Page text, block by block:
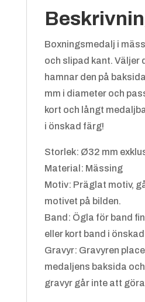
Blå/vit+
Boxningsmedalj i
och slipad kant. Väljer
hamnar den på
mm i diameter och
kort och långt
i önskad färg!
Storlek: Ø32 mm
Material: Mässing
Motiv: Präglat motiv,
motivet på bilden.
Band: Ögla för band
eller kort band i
Gravyr: Gravyren
medaljens baksida
gravyr går inte att